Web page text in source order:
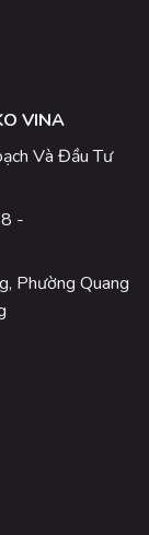
VINA
Và Đầu Tư
-
Phường Quang